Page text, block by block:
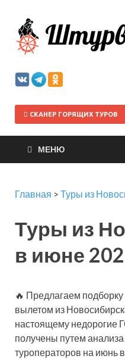
СКАНЕР ГОРЯЩИХ ТУРОВ
МЕНЮ
Главная > Туры из
Туры из
в июне
🔥 Предлагаем
вылетом из
настоящему
получены путем
туроператоров на июнь